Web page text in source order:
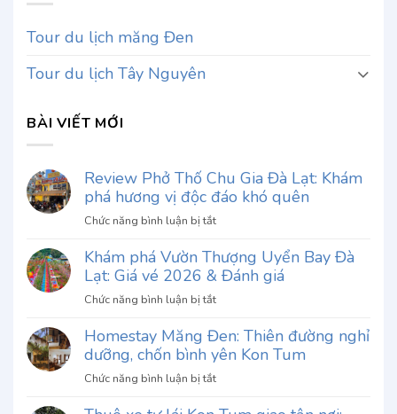
Tour du lịch măng Đen
Tour du lịch Tây Nguyên
BÀI VIẾT MỚI
Review Phở Thố Chu Gia Đà Lạt: Khám
phá hương vị độc đáo khó quên
Chức năng bình luận bị tắtở
Phở
Thố
Gia
Lạt:
Khám
phá
Khám phá Vườn Thượng Uyển Bay Đà
Lạt: Giá vé 2026 & Đánh giá
Chức năng bình luận bị tắtở
phá
Vườn
Uyển
Homestay Măng Đen: Thiên đường nghỉ
dưỡng, chốn bình yên Kon Tum
Chức năng bình luận bị tắtở